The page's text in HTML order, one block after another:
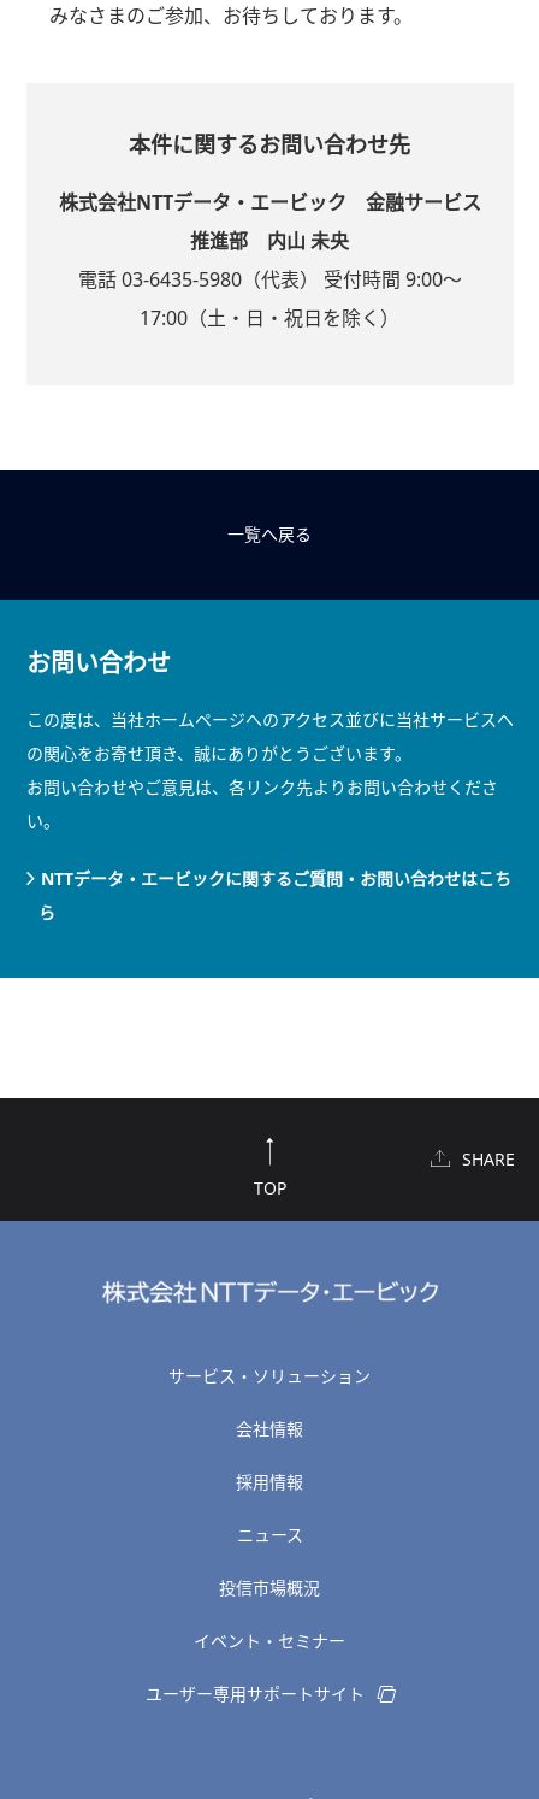
みなさまのご参加、お待ちしております。
本件に関するお問い合わせ先
株式会社NTTデータ・エービック 金融サービス
推進部 内山 未央
電話 03-6435-5980（代表） 受付時間 9:00～
17:00（土・日・祝日を除く）
一覧へ戻る
お問い合わせ
この度は、当社ホームページへのアクセス並びに当社サービスへ
の関心をお寄せ頂き、誠にありがとうございます。
お問い合わせやご意見は、各リンク先よりお問い合わせくださ
い。
NTTデータ・エービックに関するご質問・お問い合わせはこち
ら
TOP
SHARE
サービス・ソリューション
会社情報
採用情報
ニュース
投信市場概況
イベント・セミナー
ユーザー専用サポートサイト